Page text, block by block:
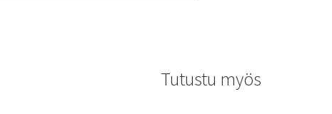
Tutustu myös